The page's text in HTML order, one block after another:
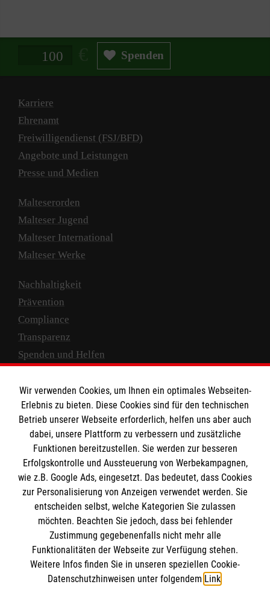
Spendenbetrag in Euro Spenden
Karriere
Ehrenamt
Freiwilligendienst (FSJ/BFD)
Angebote und Leistungen
Presse und Medien
Malteserorden
Malteser Jugend
Malteser International
Malteser Werke
Nachhaltigkeit
Prävention
Compliance
Transparenz
Spenden und Helfen
Empfänger: Malteser Hilfsdienst e.V.
IBAN: DE10 3706 0120 1201 2000 12
BIC: GENODED 1PA7
Newsletter abonnieren
Wir verwenden Cookies, um Ihnen ein optimales Webseiten-
Erlebnis zu bieten. Diese Cookies sind für den technischen
Betrieb unserer Webseite erforderlich, helfen uns aber auch
dabei, unsere Plattform zu verbessern und zusätzliche
Funktionen bereitzustellen. Sie werden zur besseren
Erfolgskontrolle und Aussteuerung von Werbekampagnen,
wie z.B. Google Ads, eingesetzt. Das bedeutet, dass Cookies
zur Personalisierung von Anzeigen verwendet werden. Sie
entscheiden selbst, welche Kategorien Sie zulassen
möchten. Beachten Sie jedoch, dass bei fehlender
Zustimmung gegebenenfalls nicht mehr alle
Funktionalitäten der Webseite zur Verfügung stehen.
Weitere Infos finden Sie in unseren speziellen Cookie-
Datenschutzhinweisen unter folgendem Link.